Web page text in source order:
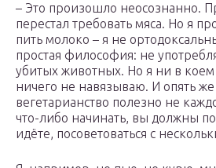
– Это произошло неосознанно.
перестал требовать мяса. Но я
пить молоко – я не
простая философия: не
убитых животных. Но я ни в коем
ничего не навязываю. И опять
вегетарианство полезно не
что-либо начинать, вы должны
идёте, посоветоваться с